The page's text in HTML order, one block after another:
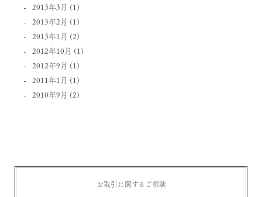
2013年3月 (1)
2013年2月 (1)
2013年1月 (2)
2012年10月 (1)
2012年9月 (1)
2011年1月 (1)
2010年9月 (2)
お取引に関するご相談